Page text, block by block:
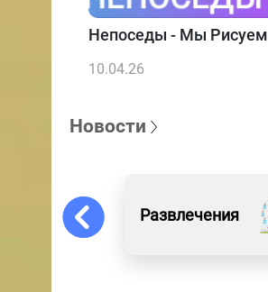
Непоседы - Мы Рисуем
10.04.26
Новости
Развлечения